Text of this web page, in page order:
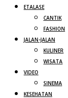
ETALASE
CANTIK
FASHION
JALAN-JALAN
KULINER
WISATA
VIDEO
SINEMA
KESEHATAN